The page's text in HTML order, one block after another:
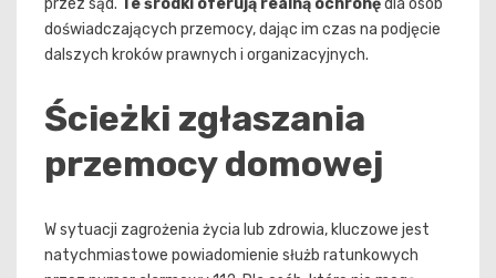
doświadczających przemocy, dając im czas na podjęcie
dalszych kroków prawnych i organizacyjnych.
Ścieżki zgłaszania
przemocy domowej
W sytuacji zagrożenia życia lub zdrowia, kluczowe jest
natychmiastowe powiadomienie służb ratunkowych